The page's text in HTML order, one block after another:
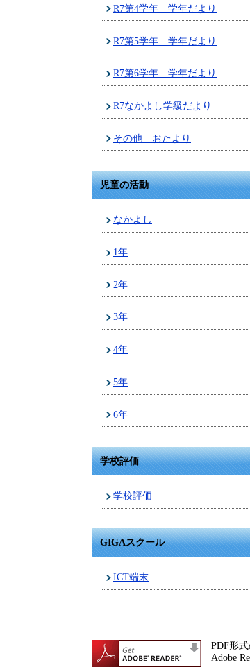
R7第4学年 学年だより
R7第5学年 学年だより
R7第6学年 学年だより
R7なかよし学級だより
その他 おたより
児童の活動
なかよし
1年
2年
3年
4年
5年
6年
学校評価
学校評価
GIGAスクール
ICT端末
PDF形
Adobe